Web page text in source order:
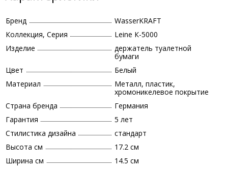
Бренд
WasserKRAFT
Коллекция, Серия
Leine К-5000
Изделие
держатель туалетной
бумаги
Цвет
Белый
Материал
Металл, пластик,
хромоникелевое покрытие
Страна бренда
Германия
Гарантия
5 лет
Стилистика дизайна
стандарт
Высота см
17.2 см
Ширина см
14.5 см